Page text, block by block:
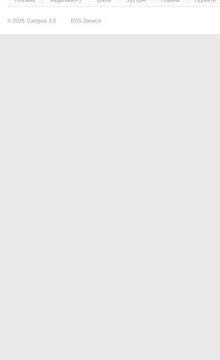
© 2026 Campus 3.0 · RSS Записи ·